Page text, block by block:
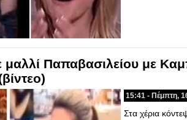
μαλλί Παπαβασιλείου με
15:41 - Πέμπτη,
Στα χέρια